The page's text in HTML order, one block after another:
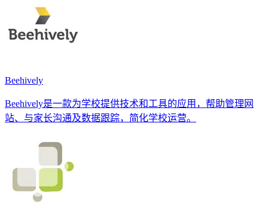
Beehively
Beehively是一款为学校提供技术和工具的应用，帮助管理网
站、与家长沟通及数据跟踪，简化学校运营。